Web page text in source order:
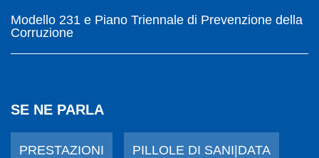
Modello 231 e Piano Triennale di Prevenzione della
Corruzione
SE NE PARLA
PRESTAZIONI PILLOLE DI SANI|DATA